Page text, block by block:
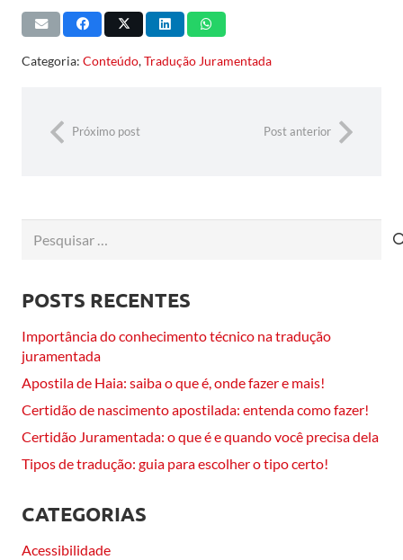
Categoria: Conteúdo,Tradução Juramentada
Próximo post Post anterior
POSTS RECENTES
Importância do conhecimento técnico na tradução
juramentada
Apostila de Haia: saiba o que é, onde fazer e mais!
Certidão de nascimento apostilada: entenda como fazer!
Certidão Juramentada: o que é e quando você precisa dela
Tipos de tradução: guia para escolher o tipo certo!
CATEGORIAS
Acessibilidade